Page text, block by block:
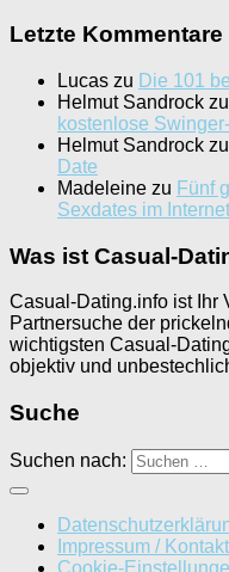
Letzte Kommentare
Lucas zu Die 101
Helmut Sandrock zu
kostenlose
Helmut Sandrock zu
Date
Madeleine zu Fünf
Sexdates im
Was ist Casual-
Casual-Dating.info ist Ihr
Partnersuche der
wichtigsten Casual-
objektiv und
Suche
Suchen nach:
Impressum / Kontakt
Cookie-